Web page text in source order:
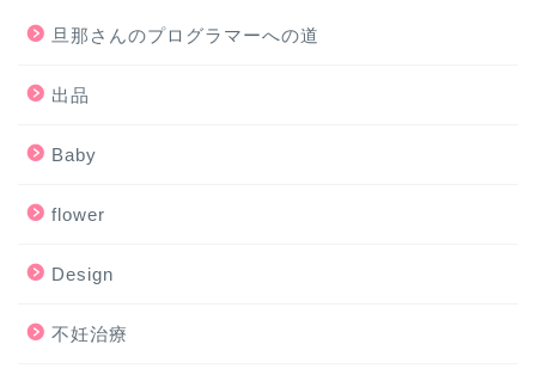
旦那さんのプログラマーへの道
出品
Baby
flower
Design
不妊治療